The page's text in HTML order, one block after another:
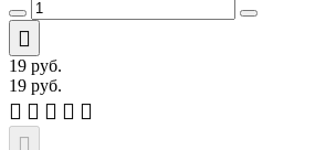
19 руб.
19 руб.